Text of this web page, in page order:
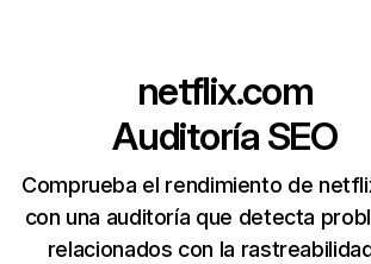
netflix.com
Auditoría SEO
Comprueba el rendimiento de
con una auditoría que detecta
relacionados con la